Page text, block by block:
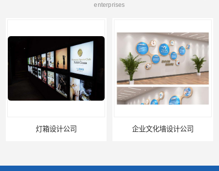
enterprises
灯箱设计公司 企业文化墙设计公司